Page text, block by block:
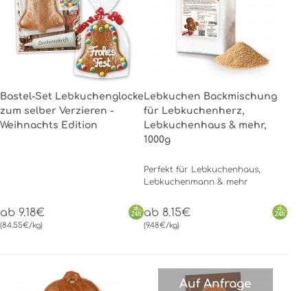
Bastel-Set Lebkuchenglocke
zum selber Verzieren -
Weihnachts Edition
ab 9.18€
(84.55€/kg)
Lebkuchen Backmischung
für Lebkuchenherz,
Lebkuchenhaus & mehr,
1000g
Perfekt für Lebkuchenhaus,
Lebkuchenmann & mehr
ab 8.15€
(9.48€/kg)
Auf Anfrage